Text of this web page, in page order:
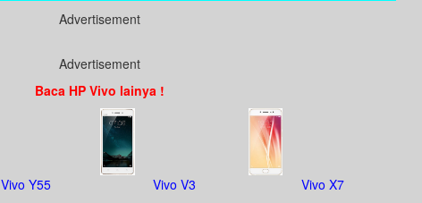
Advertisement
Advertisement
Baca HP Vivo lainya !
Vivo Y55 Vivo V3 Vivo X7